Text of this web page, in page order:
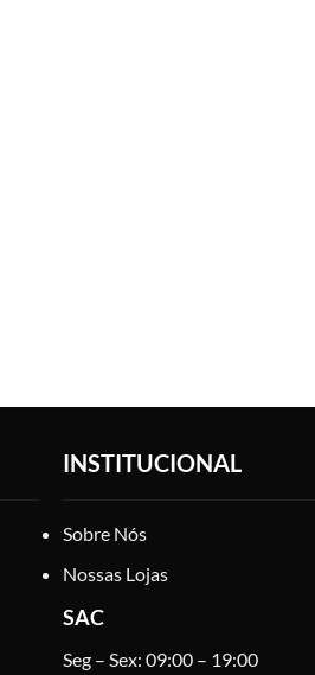
INSTITUCIONAL
Sobre Nós
Nossas Lojas
SAC
Seg – Sex: 09:00 – 19:00